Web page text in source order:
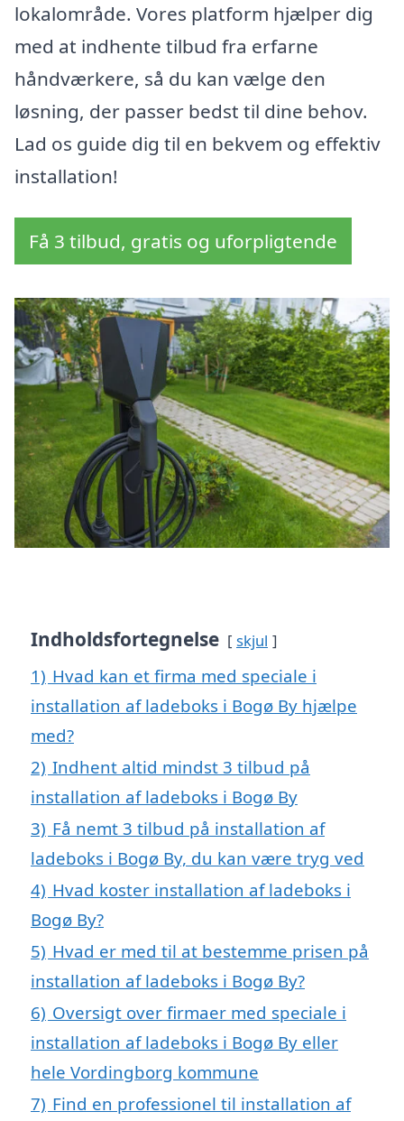
lokalområde. Vores platform hjælper dig
med at indhente tilbud fra erfarne
håndværkere, så du kan vælge den
løsning, der passer bedst til dine behov.
Lad os guide dig til en bekvem og effektiv
installation!
Få 3 tilbud, gratis og uforpligtende
Indholdsfortegnelse skjul
1) Hvad kan et firma med speciale i
installation af ladeboks i Bogø By hjælpe
med?
2) Indhent altid mindst 3 tilbud på
installation af ladeboks i Bogø By
3) Få nemt 3 tilbud på installation af
ladeboks i Bogø By, du kan være tryg ved
4) Hvad koster installation af ladeboks i
Bogø By?
5) Hvad er med til at bestemme prisen på
installation af ladeboks i Bogø By?
6) Oversigt over firmaer med speciale i
installation af ladeboks i Bogø By eller
hele Vordingborg kommune
7) Find en professionel til installation af